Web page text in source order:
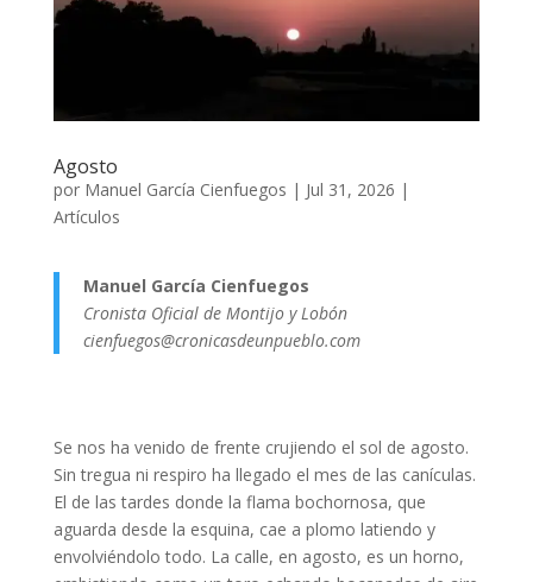
Agosto
por Manuel García Cienfuegos | Jul 31, 2026 |
Artículos
Manuel García Cienfuegos
Cronista Oficial de Montijo y Lobón
cienfuegos@cronicasdeunpueblo.com
Se nos ha venido de frente crujiendo el sol de agosto.
Sin tregua ni respiro ha llegado el mes de las canículas.
El de las tardes donde la flama bochornosa, que
aguarda desde la esquina, cae a plomo latiendo y
envolviéndolo todo. La calle, en agosto, es un horno,